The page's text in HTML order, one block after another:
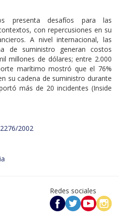
presenta desafíos para las
con repercusiones en su
A nivel internacional, las
de suministro generan costos
millones de dólares; entre 2.000
marítimo mostró que el 76%
su cadena de suministro durante
más de 20 incidentes (Inside
2002
Redes sociales